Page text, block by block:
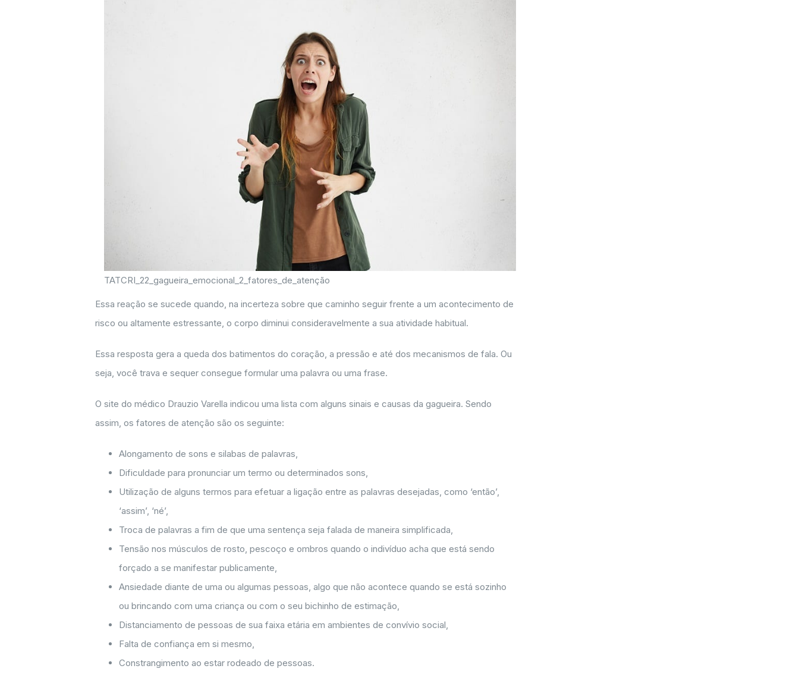
TATCRI_22_gagueira_emocional_2_fatores_de_atenção
Essa reação se sucede quando, na incerteza sobre que caminho seguir frente a um acontecimento de
risco ou altamente estressante, o corpo diminui consideravelmente a sua atividade habitual.
Essa resposta gera a queda dos batimentos do coração, a pressão e até dos mecanismos de fala. Ou
seja, você trava e sequer consegue formular uma palavra ou uma frase.
O site do médico Drauzio Varella indicou uma lista com alguns sinais e causas da gagueira. Sendo
assim, os fatores de atenção são os seguinte:
Alongamento de sons e silabas de palavras,
Dificuldade para pronunciar um termo ou determinados sons,
Utilização de alguns termos para efetuar a ligação entre as palavras desejadas, como ‘então’,
‘assim’, ‘né’,
Troca de palavras a fim de que uma sentença seja falada de maneira simplificada,
Tensão nos músculos de rosto, pescoço e ombros quando o indivíduo acha que está sendo
forçado a se manifestar publicamente,
Ansiedade diante de uma ou algumas pessoas, algo que não acontece quando se está sozinho
ou brincando com uma criança ou com o seu bichinho de estimação,
Distanciamento de pessoas de sua faixa etária em ambientes de convívio social,
Falta de confiança em si mesmo,
Constrangimento ao estar rodeado de pessoas.